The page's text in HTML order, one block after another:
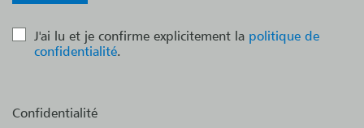
J'ai lu et je confirme explicitement la politique de
confidentialité.
Confidentialité